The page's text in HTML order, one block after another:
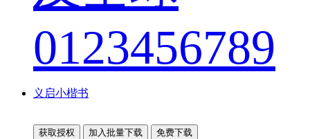
0123456789
义启小楷书
获取授权 加入批量下载 免费下载